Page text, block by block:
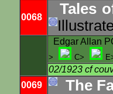
0068
Tales
Edgar Allan
> C>
02/1923 cf
0069
The